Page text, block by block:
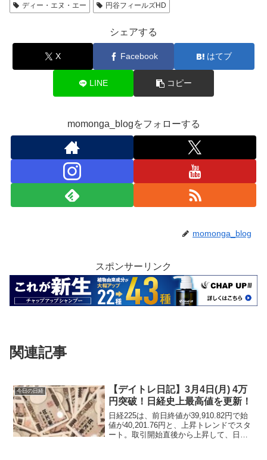
ディー・エヌ・エー 円谷フィールズHD
シェアする
X Facebook はてブ
LINE コピー
momonga_blogをフォローする
momonga_blog
スポンサーリンク
関連記事
今日の日経
【デイトレ日記】3月4日(月) 4万
円突破！日経史上最高値を更新！
日経225は、前日終値が39,910.82円で始
値が40,201.76円と、上昇トレンドでスタ
ート。取引開始直後から上昇して、日経